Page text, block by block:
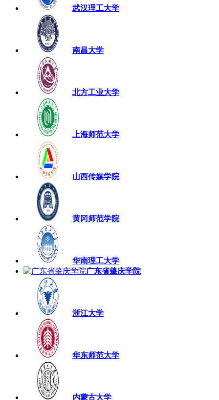
武汉理工大学
南昌大学
北方工业大学
上海师范大学
山西传媒学院
黄冈师范学院
华南理工大学
广东省肇庆学院
浙江大学
华东师范大学
内蒙古大学